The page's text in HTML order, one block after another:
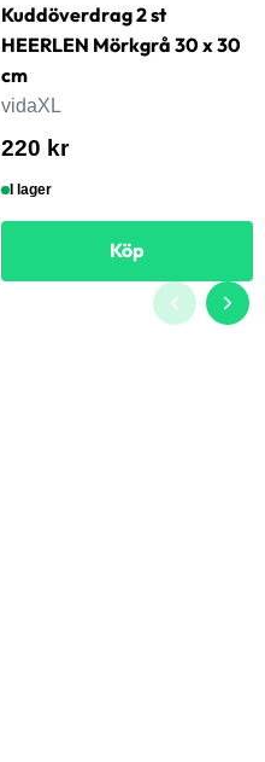
Kuddöverdrag 2 st
HEERLEN Mörkgrå 30 x 30
cm
vidaXL
220 kr
I lager
Köp